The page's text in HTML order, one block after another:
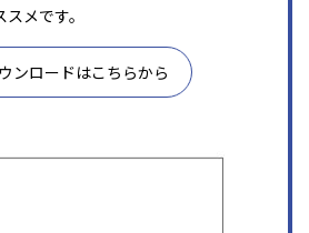
メです。
ンロードはこちらから